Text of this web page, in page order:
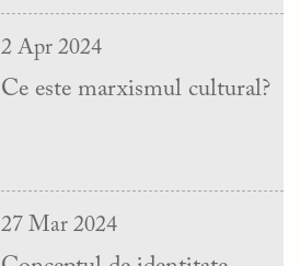
2 Apr 2024
Ce este marxismul cultural?
27 Mar 2024